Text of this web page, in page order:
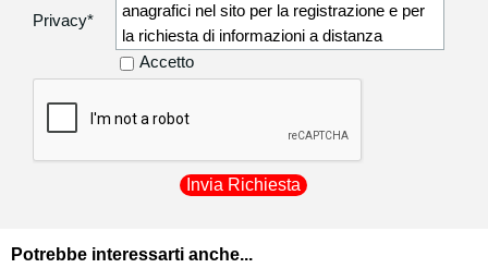
Privacy*
anagrafici nel sito per la registrazione e per
la richiesta di informazioni a distanza
autorizza la Degidio Auto srl a comunicare i
dati anagrafici non sensibili (residenza,
recapito telefonico) ai corrieri di fiducia
utilizzati per la consegna dei beni acquistati
in modo da poter procedere al recapito
presso il proprio indirizzo.
procedure per l'esecuzione del contratto e le
Accetto
Potrebbe interessarti anche...